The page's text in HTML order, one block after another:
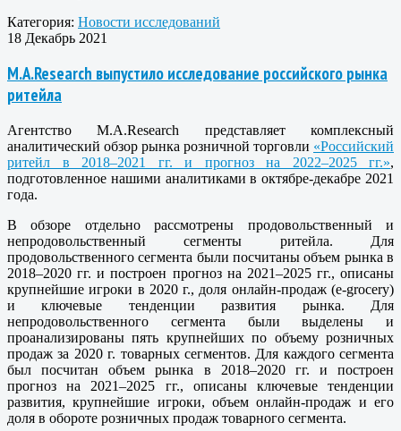
Категория: Новости исследований
18 Декабрь 2021
M.A.Research выпустило исследование российского рынка
ритейла
Агентство M.A.Research представляет комплексный
аналитический обзор рынка розничной торговли «Российский
ритейл в 2018–2021 гг. и прогноз на 2022–2025 гг.»,
подготовленное нашими аналитиками в октябре-декабре 2021
года.
В обзоре отдельно рассмотрены продовольственный и
непродовольственный сегменты ритейла. Для
продовольственного сегмента были посчитаны объем рынка в
2018–2020 гг. и построен прогноз на 2021–2025 гг., описаны
крупнейшие игроки в 2020 г., доля онлайн-продаж (e-grocery)
и ключевые тенденции развития рынка. Для
непродовольственного сегмента были выделены и
проанализированы пять крупнейших по объему розничных
продаж за 2020 г. товарных сегментов. Для каждого сегмента
был посчитан объем рынка в 2018–2020 гг. и построен
прогноз на 2021–2025 гг., описаны ключевые тенденции
развития, крупнейшие игроки, объем онлайн-продаж и его
доля в обороте розничных продаж товарного сегмента.